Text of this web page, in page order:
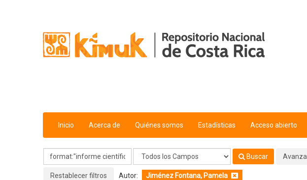
Inicio Acerca de Quiénes somos Estadísticas Acceso abierto
Buscar
Restablecer filtros Autor: Jiménez Fontana, Pamela